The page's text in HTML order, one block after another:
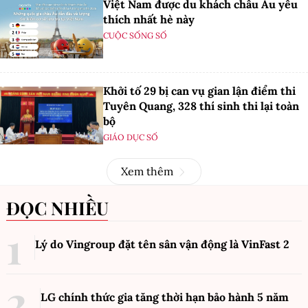
Việt Nam được du khách châu Âu yêu
thích nhất hè này
CUỘC SỐNG SỐ
Khởi tố 29 bị can vụ gian lận điểm thi
Tuyên Quang, 328 thí sinh thi lại toàn
bộ
GIÁO DỤC SỐ
Xem thêm
ĐỌC NHIỀU
Lý do Vingroup đặt tên sân vận động là VinFast 2
LG chính thức gia tăng thời hạn bảo hành 5 năm